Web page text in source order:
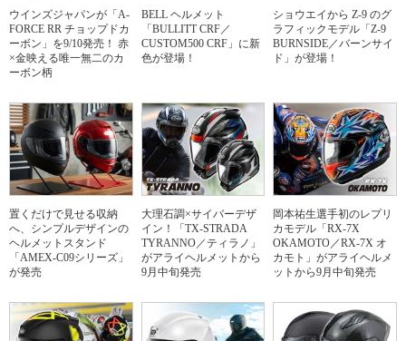
ウインズジャパンが「A-
FORCE RR チョップドカ
ーボン」を9/10発売！ 赤
×金映える唯一無二のカ
ーボン柄
BELL ヘルメット
「BULLITT CRF／
CUSTOM500 CRF」に新
色が登場！
ショウエイから Z-9 のグ
ラフィックモデル「Z-9
BURNSIDE／バーンサイ
ド」が登場！
置くだけで見せる収納
へ、シンプルデザインの
ヘルメットスタンド
「AMEX-C09シリーズ」
が発売
大理石調×サイバーデザ
イン！「TX-STRADA
TYRANNO／ティラノ」
がアライヘルメットから
9月中旬発売
岡本祐生選手初のレプリ
カモデル「RX-7X
OKAMOTO／RX-7X オ
カモト」がアライヘルメ
ットから9月中旬発売